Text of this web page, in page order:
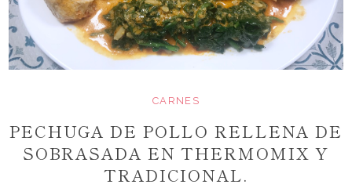
CARNES
PECHUGA DE POLLO RELLENA DE
SOBRASADA EN THERMOMIX Y
TRADICIONAL.